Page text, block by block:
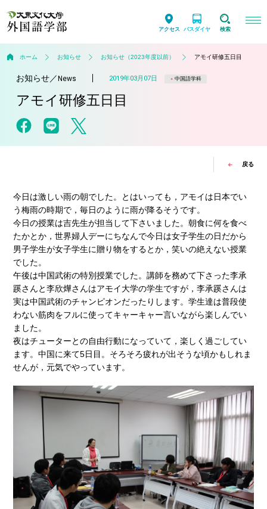
アクセス バスダイヤ 検索
ホーム お知らせ お知らせ（2023年度以前） アモイ研修五日目
お知らせ／ News 2019年03月07日 中国語学科
アモイ研修五日目
戻る
今日は激しい雨の朝でした。とはいっても，アモイは日本でい
う梅雨の時期で，毎日のように雨が降るそうです。
今日の授業は吉先生が担当して下さいました。朝食に何を食べ
たかとか，世界婦人デーにちなんで今日は女子学生の日だから
男子学生が女子学生に贈り物をするとか，笑いの絶えない授業
でした。
午後は中国武術の特別授業でした。講師を務めて下さった李承
蹊さんと李欣燁さんはアモイ大学の学生ですが，李承蹊さんは
実は中国武術のチャンピオンだったりします。学生達は普段使
わない筋肉をフルに使ってキャーキャー言いながら楽しんでい
ました。
夜はチューターとの自由行動になっていて，楽しく過ごしてい
ます。中国に来て5日目。そろそろ疲れが出そうな頃かもしれま
せんが，元気でやっています。